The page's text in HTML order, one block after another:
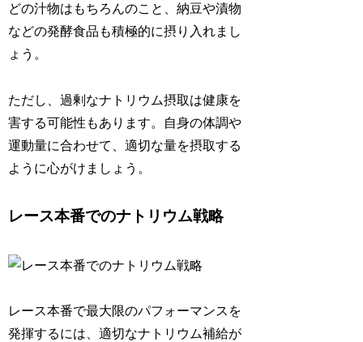
どの汁物はもちろんのこと、納豆や漬物
などの発酵食品も積極的に摂り入れまし
ょう。
ただし、過剰なナトリウム摂取は健康を
害する可能性 もあります。自身の体調や
運動量に合わせて、適切な量を摂取する
ように心がけましょう。
レース本番でのナトリウム戦略
レース本番で最大限のパフォーマンスを
発揮するには、適切なナトリウム補給が